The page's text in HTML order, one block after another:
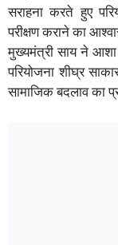
सराहना करते हुए
परीक्षण कराने का
मुख्यमंत्री साय ने
परियोजना शीघ्र
सामाजिक बदलाव का